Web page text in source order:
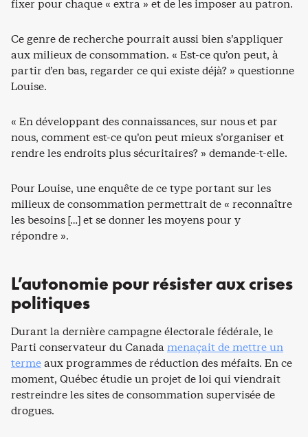
fixer pour chaque « extra » et de les imposer au patron.
Ce genre de recherche pourrait aussi bien s’appliquer
aux milieux de consommation. « Est-ce qu’on peut, à
partir d’en bas, regarder ce qui existe déjà? » questionne
Louise.
« En développant des connaissances, sur nous et par
nous, comment est-ce qu’on peut mieux s’organiser et
rendre les endroits plus sécuritaires? » demande-t-elle.
Pour Louise, une enquête de ce type portant sur les
milieux de consommation permettrait de « reconnaître
les besoins […] et se donner les moyens pour y
répondre ».
L’autonomie pour résister aux crises
politiques
Durant la dernière campagne électorale fédérale, le
Parti conservateur du Canadamenaçait de mettre un
termeaux programmes de réduction des méfaits. En ce
moment, Québec étudie un projet de loi qui viendrait
restreindre les sites de consommation supervisée de
drogues.